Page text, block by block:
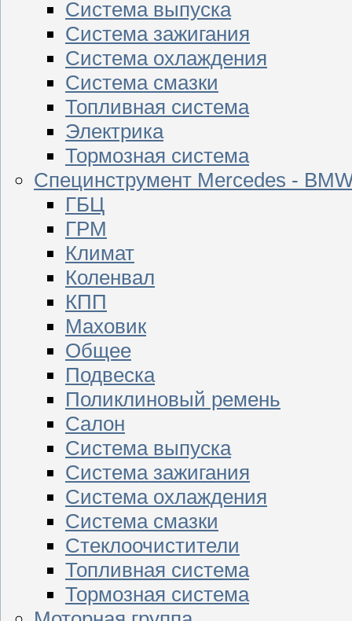
Система выпуска
Система зажигания
Система охлаждения
Система смазки
Топливная система
Электрика
Тормозная система
Специнструмент Mercedes -
ГБЦ
ГРМ
Климат
Коленвал
КПП
Маховик
Общее
Подвеска
Поликлиновый ремень
Салон
Система выпуска
Система зажигания
Система охлаждения
Система смазки
Стеклоочистители
Топливная система
Тормозная система